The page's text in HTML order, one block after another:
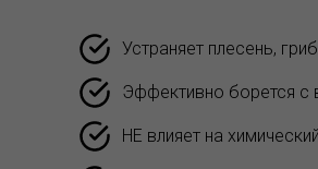
Устраняет плесень,
Эффективно борется с
НЕ влияет на